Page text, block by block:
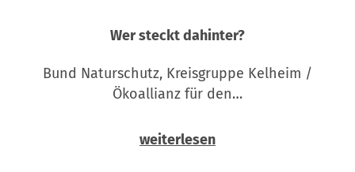
Wer steckt dahinter?
Bund Naturschutz, Kreisgruppe Kelheim /
Ökoallianz für den…
weiterlesen